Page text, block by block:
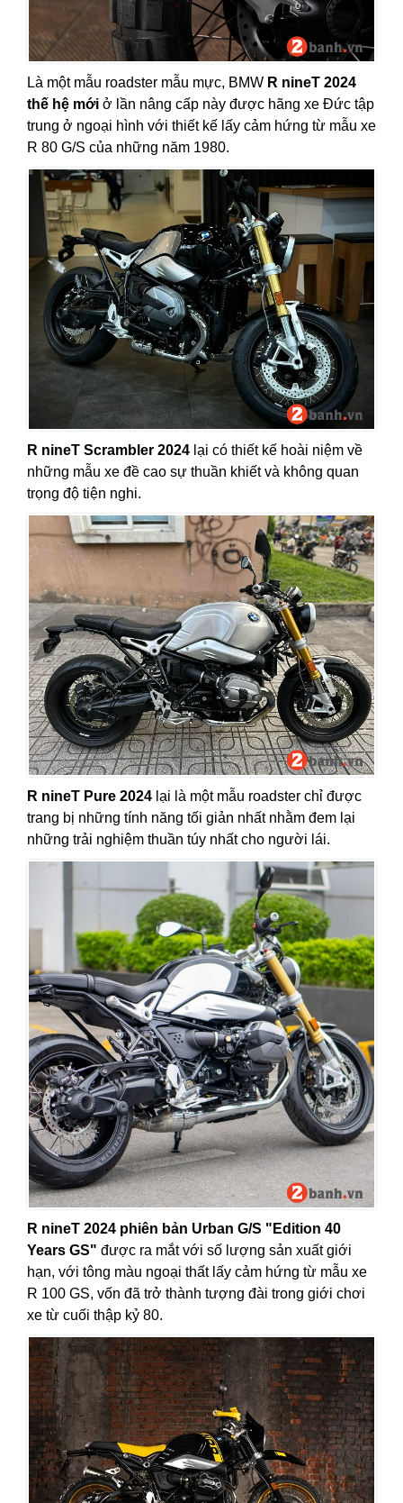
Là một mẫu roadster mẫu mực, BMW R nineT 2024
thế hệ mới ở lần nâng cấp này được hãng xe Đức tập
trung ở ngoại hình với thiết kế lấy cảm hứng từ mẫu xe
R 80 G/S của những năm 1980.
R nineT Scrambler 2024 lại có thiết kế hoài niệm về
những mẫu xe đề cao sự thuần khiết và không quan
trọng độ tiện nghi.
R nineT Pure 2024 lại là một mẫu roadster chỉ được
trang bị những tính năng tối giản nhất nhằm đem lại
những trải nghiệm thuần túy nhất cho người lái.
R nineT 2024 phiên bản Urban G/S "Edition 40
Years GS" được ra mắt với số lượng sản xuất giới
hạn, với tông màu ngoại thất lấy cảm hứng từ mẫu xe
R 100 GS, vốn đã trở thành tượng đài trong giới chơi
xe từ cuối thập kỷ 80.